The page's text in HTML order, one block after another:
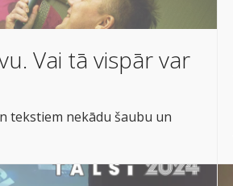
Vai tā vispār var
tekstiem nekādu šaubu un